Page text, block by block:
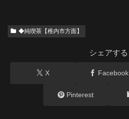
◆純喫茶【稚内市方面】
シェアする
X Facebook
Pinterest